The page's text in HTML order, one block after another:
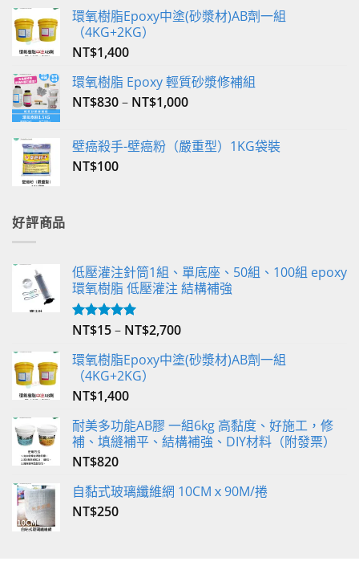
環氧樹脂Epoxy中塗(砂漿材)AB劑一組
（4KG+2KG）
NT$1,400
環氧樹脂 Epoxy 輕質砂漿修補組
NT$830– NT$1,000
壁癌殺手-壁癌粉（嚴重型）1KG袋裝
NT$100
好評商品
低壓灌注針筒1組、單底座、50組、100組 epoxy
環氧樹脂 低壓灌注 結構補強
評分5.00
NT$15– NT$2,700
環氧樹脂Epoxy中塗(砂漿材)AB劑一組
（4KG+2KG）
NT$1,400
耐美多功能AB膠 一組6kg 高黏度、好施工，修
補、填縫補平、結構補強、DIY材料（附發票）
NT$820
自黏式玻璃纖維網 10CMｘ90M/捲
NT$250